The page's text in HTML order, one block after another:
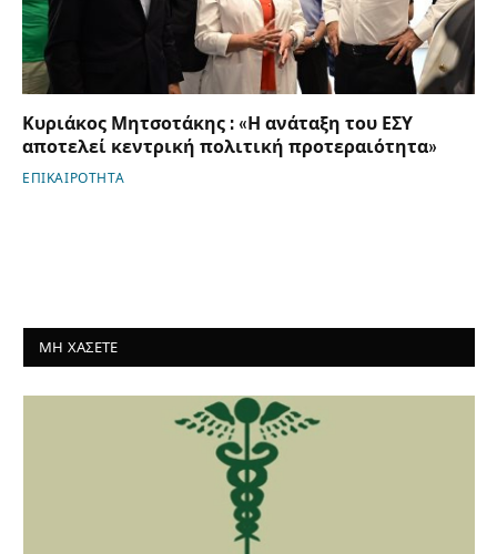
Κυριάκος Μητσοτάκης : «Η ανάταξη του ΕΣΥ
αποτελεί κεντρική πολιτική προτεραιότητα»
ΕΠΙΚΑΙΡΟΤΗΤΑ
ΜΗ ΧΑΣΕΤΕ